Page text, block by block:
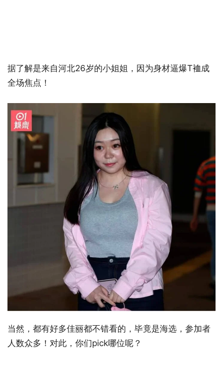
据了解是来自河北26岁的小姐姐，因为身材逼爆T裇成
全场焦点！
当然，都有好多佳丽都不错看的，毕竟是海选，参加者
人数众多！对此，你们pick哪位呢？